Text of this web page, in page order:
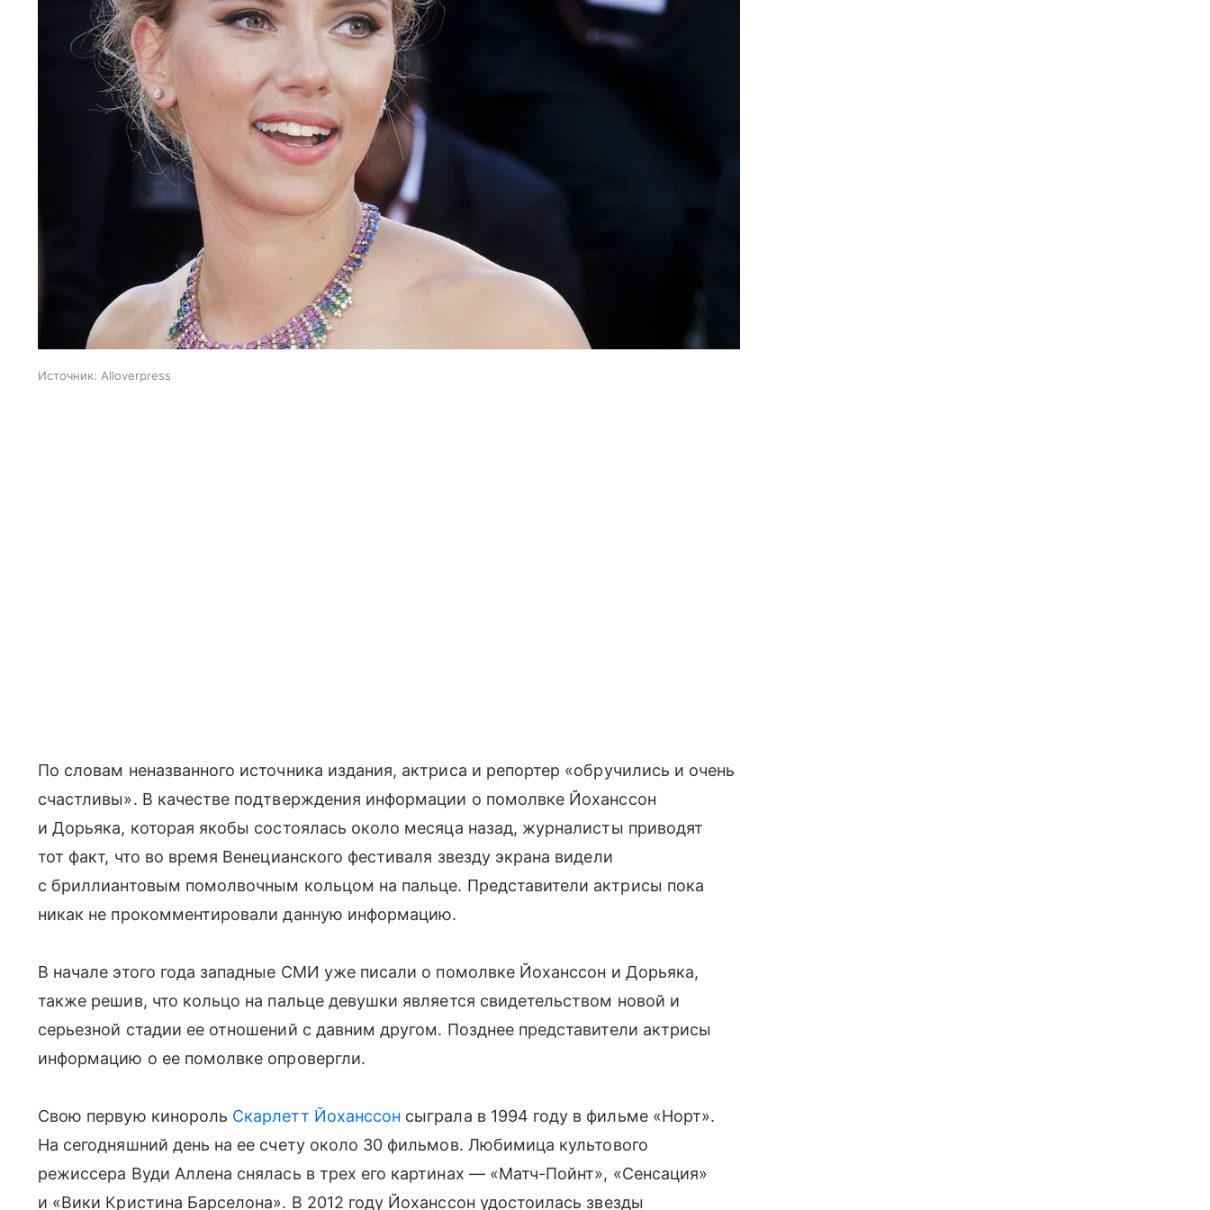
Источник: Alloverpress
По словам неназванного источника издания, актриса и репортер «обручились и очень
счастливы». В качестве подтверждения информации о помолвке Йоханссон
и Дорьяка, которая якобы состоялась около месяца назад, журналисты приводят
тот факт, что во время Венецианского фестиваля звезду экрана видели
с бриллиантовым помолвочным кольцом на пальце. Представители актрисы пока
никак не прокомментировали данную информацию.
В начале этого года западные СМИ уже писали о помолвке Йоханссон и Дорьяка,
также решив, что кольцо на пальце девушки является свидетельством новой и
серьезной стадии ее отношений с давним другом. Позднее представители актрисы
информацию о ее помолвке опровергли.
Свою первую кинороль Скарлетт Йоханссон сыграла в 1994 году в фильме «Норт».
На сегодняшний день на ее счету около 30 фильмов. Любимица культового
режиссера Вуди Аллена снялась в трех его картинах — «Матч-Пойнт», «Сенсация»
и «Вики Кристина Барселона». В 2012 году Йоханссон удостоилась звезды